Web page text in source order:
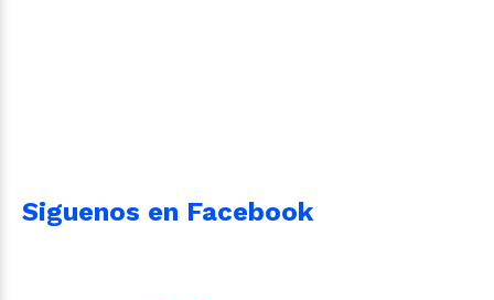
Siguenos en Facebook